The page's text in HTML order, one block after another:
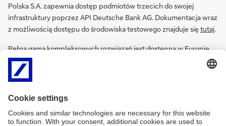
Polska S.A. zapewnia dostęp podmiotów trzecich do swojej
infrastruktury poprzez API Deutsche Bank AG. Dokumentacja wraz
z możliwością dostępu do środowiska testowego znajduje się tutaj.
Pełna gama kompleksowych rozwiązań jest dostępna w Europie,
Ameryce Północnej oraz w regionie Azji i Pacyfiku.
Usługi w zakresie
rozwiązania transakcyjne,
rozwiązania komunikacyjne i informacyjne,